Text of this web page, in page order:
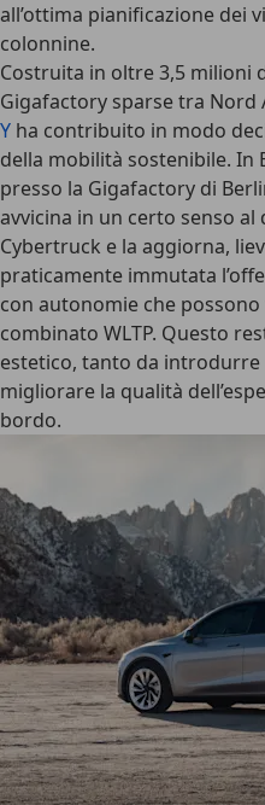
all’ottima pianificazione dei
colonnine.
Costruita in oltre3,5 milioni
Gigafactory sparse tra Nord
Y ha contribuito in modo
della mobilità sostenibile. In
presso la Gigafactory di
avvicina in un certo senso
Cybertruck e la aggiorna,
praticamente immutata
con autonomie che
combinato WLTP. Questo
estetico, tanto da introdurre
migliorare la qualità
bordo.